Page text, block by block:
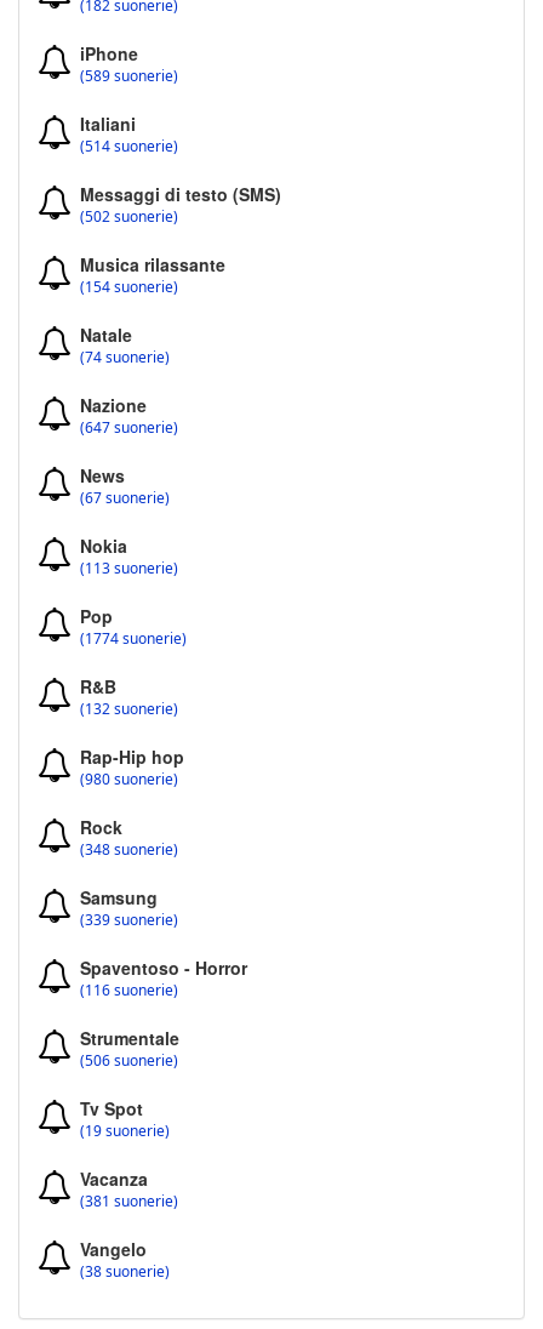
(182 suonerie)
iPhone
(589 suonerie)
Italiani
(514 suonerie)
Messaggi di testo (SMS)
(502 suonerie)
Musica rilassante
(154 suonerie)
Natale
(74 suonerie)
Nazione
(647 suonerie)
News
(67 suonerie)
Nokia
(113 suonerie)
Pop
(1774 suonerie)
R&B
(132 suonerie)
Rap-Hip hop
(980 suonerie)
Rock
(348 suonerie)
Samsung
(339 suonerie)
Spaventoso - Horror
(116 suonerie)
Strumentale
(506 suonerie)
Tv Spot
(19 suonerie)
Vacanza
(381 suonerie)
Vangelo
(38 suonerie)